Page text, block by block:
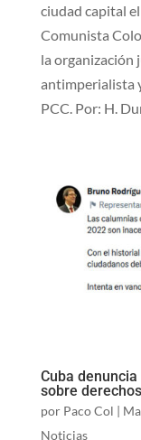
ciudad capital
Comunista
la organización
antimperialista
PCC. Por: H.
Cuba
sobre
por Paco Col |
Noticias